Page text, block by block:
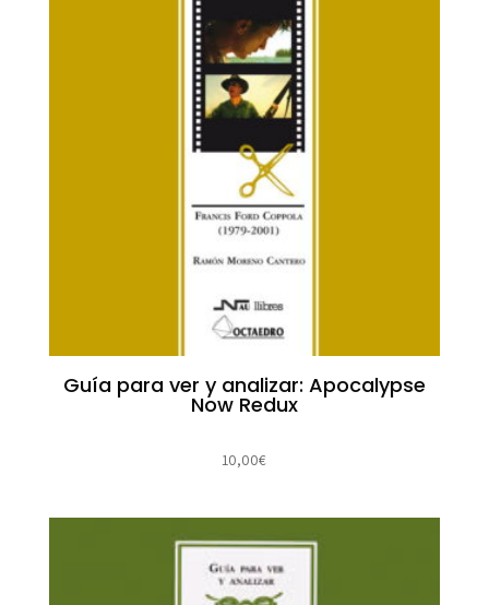
Guía para ver y analizar: Apocalypse
Now Redux
10,00€